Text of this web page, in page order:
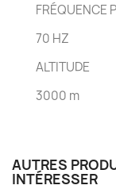
FRÉQUENCE
70 HZ
ALTITUDE
3000 m
AUTRES
INTÉRESSER